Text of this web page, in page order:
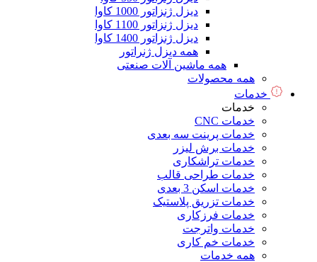
دیزل ژنزاتور 1000 کاوا
دیزل ژنزاتور 1100 کاوا
دیزل ژنزاتور 1400 کاوا
همه دیزل ژنراتور
همه ماشین آلات صنعتی
همه محصولات
خدمات
خدمات
خدمات CNC
خدمات پرینت سه بعدی
خدمات برش لیزر
خدمات تراشکاری
خدمات طراحی قالب
خدمات اسکن 3 بعدی
خدمات تزریق پلاستیک
خدمات فرزکاری
خدمات واترجت
خدمات خم کاری
همه خدمات